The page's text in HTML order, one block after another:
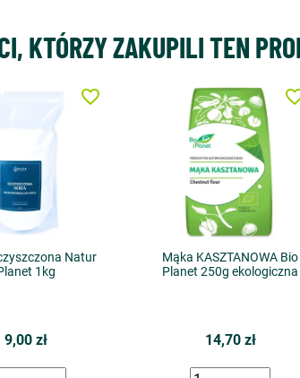
KTÓRZY ZAKUPILI TEN
Natur
1kg
9,00 zł
favorite_border
Mąka KASZTANOWA Bio
Planet 250g ekologiczna
14,70 zł